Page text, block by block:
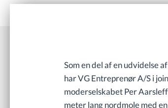
Som en del af en udvidelse
har VG Entreprenør A/S i
moderselskabet Per
meter lang nordmole med